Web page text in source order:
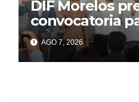
DIF Morelos
convocatoria
acogida
AGO 7, 2026